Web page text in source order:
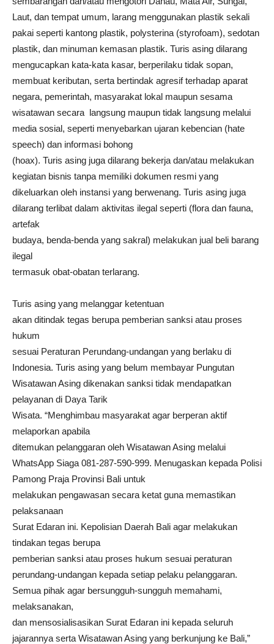
Laut, dan tempat umum, larang menggunakan plastik sekali
pakai seperti kantong plastik, polysterina (styrofoam), sedotan
plastik, dan minuman kemasan plastik. Turis asing dilarang
mengucapkan kata-kata kasar, berperilaku tidak sopan,
membuat keributan, serta bertindak agresif terhadap aparat
negara, pemerintah, masyarakat lokal maupun sesama
wisatawan secara langsung maupun tidak langsung melalui
media sosial, seperti menyebarkan ujaran kebencian (hate
speech) dan informasi bohong
(hoax). Turis asing juga dilarang bekerja dan/atau melakukan
kegiatan bisnis tanpa memiliki dokumen resmi yang
dikeluarkan oleh instansi yang berwenang. Turis asing juga
dilarang terlibat dalam aktivitas ilegal seperti (flora dan fauna,
artefak
budaya, benda-benda yang sakral) melakukan jual beli barang
ilegal
termasuk obat-obatan terlarang.
Turis asing yang melanggar ketentuan
akan ditindak tegas berupa pemberian sanksi atau proses
hukum
sesuai Peraturan Perundang-undangan yang berlaku di
Indonesia. Turis asing yang belum membayar Pungutan
Wisatawan Asing dikenakan sanksi tidak mendapatkan
pelayanan di Daya Tarik
Wisata. “Menghimbau masyarakat agar berperan aktif
melaporkan apabila
ditemukan pelanggaran oleh Wisatawan Asing melalui
WhatsApp Siaga 081-287-590-999. Menugaskan kepada Polisi
Pamong Praja Provinsi Bali untuk
melakukan pengawasan secara ketat guna memastikan
pelaksanaan
Surat Edaran ini. Kepolisian Daerah Bali agar melakukan
tindakan tegas berupa
pemberian sanksi atau proses hukum sesuai peraturan
perundang-undangan kepada setiap pelaku pelanggaran.
Semua pihak agar bersungguh-sungguh memahami,
melaksanakan,
dan mensosialisasikan Surat Edaran ini kepada seluruh
jajarannya serta Wisatawan Asing yang berkunjung ke Bali,”